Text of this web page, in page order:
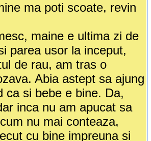
ma poti scoate, revin
maine e ultima zi de
parea usor la inceput,
de rau, am tras o
Abia astept sa ajung
ca si bebe e bine. Da,
inca nu am apucat sa
nu mai conteaza,
cu bine impreuna si